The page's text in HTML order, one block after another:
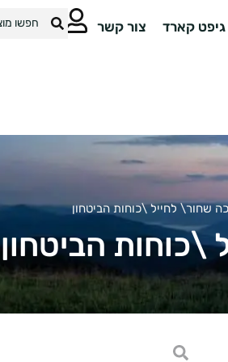
גיפט קארד צור קשר
שחור\ לחייל \כוחות הביטחון
\כוחות הביטחון